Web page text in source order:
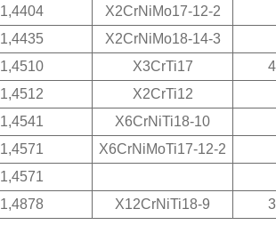
1,4404
X2CrNiMo17-12-2
1,4435
X2CrNiMo18-14-3
1,4510
X3CrTi17
1,4512
X2CrTi12
1,4541
X6CrNiTi18-10
1,4571
X6CrNiMoTi17-12-2
1,4571
1,4878
X12CrNiTi18-9